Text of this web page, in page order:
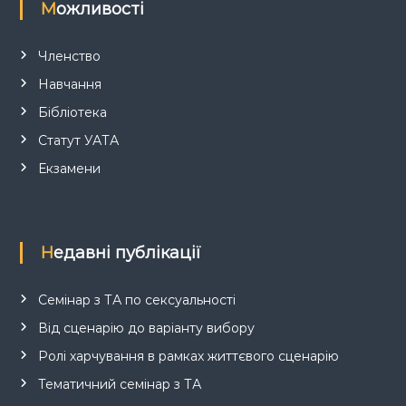
Можливості
Членство
Навчання
Бібліотека
Статут УАТА
Екзамени
Недавні публікації
Семінар з ТА по сексуальності
Від сценарію до варіанту вибору
Ролі харчування в рамках життєвого сценарію
Тематичний семінар з ТА